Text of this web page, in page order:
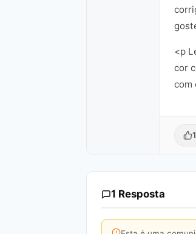
<p
cor
com
1
1 Resposta